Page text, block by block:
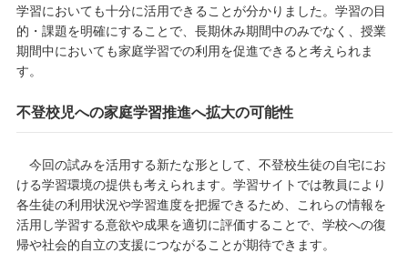
学習においても十分に活用できることが分かりました。学習の目
的・課題を明確にすることで、長期休み期間中のみでなく、授業
期間中においても家庭学習での利用を促進できると考えられま
す。
不登校児への家庭学習推進へ拡大の可能性
今回の試みを活用する新たな形として、不登校生徒の自宅にお
ける学習環境の提供も考えられます。学習サイトでは教員により
各生徒の利用状況や学習進度を把握できるため、これらの情報を
活用し学習する意欲や成果を適切に評価することで、学校への復
帰や社会的自立の支援につながることが期待できます。